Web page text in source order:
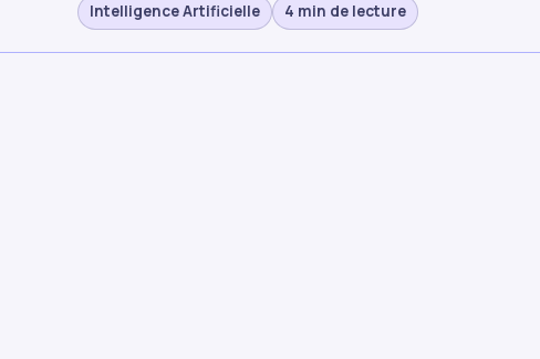
Intelligence Artificielle 4 min de lecture